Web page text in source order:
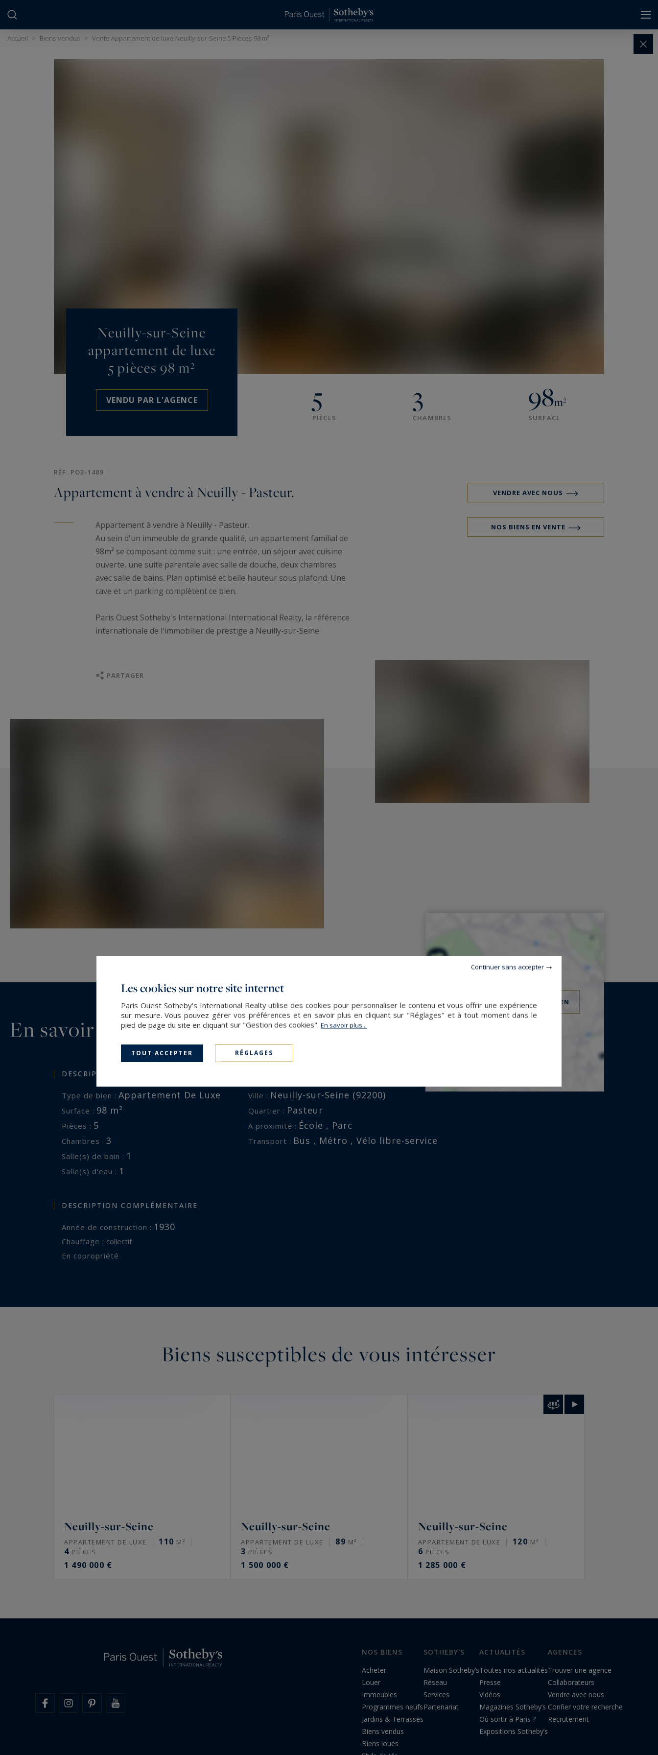
Accueil > Biens vendus > Vente Appartement de luxe Neuilly-sur-Seine 5 Pièces 98 m²
Neuilly-sur-Seine
appartement de luxe
5 pièces 98 m²
VENDU PAR L'AGENCE 5
PIÈCES
3
CHAMBRES
98m²
SURFACE
RÉF. PO3-1489
Appartement à vendre à Neuilly - Pasteur.
Appartement à vendre à Neuilly - Pasteur.
Au sein d'un immeuble de grande qualité, un appartement familial de
98m² se composant comme suit : une entrée, un séjour avec cuisine
ouverte, une suite parentale avec salle de douche, deux chambres
avec salle de bains. Plan optimisé et belle hauteur sous plafond. Une
cave et un parking complètent ce bien.
Paris Ouest Sotheby's International International Realty, la référence
internationale de l'immobilier de prestige à Neuilly-sur-Seine.
PARTAGER
VENDRE AVEC NOUS
NOS BIENS EN VENTE
En savoir plus...
DESCRIPTION GÉNÉRALE
Type de bien : Appartement De Luxe
Surface : 98 m²
Pièces : 5
Chambres : 3
Salle(s) de bain : 1
Salle(s) d'eau : 1
Ville : Neuilly-sur-Seine (92200)
Quartier : Pasteur
A proximité : École , Parc
Transport : Bus , Métro , Vélo libre-service
DESCRIPTION COMPLÉMENTAIRE
Année de construction : 1930
Chauffage : collectif
En copropriété
VOIR L'EMPLACEMENT DU BIEN
Biens susceptibles de vous intéresser
Neuilly-sur-Seine
APPARTEMENT DE LUXE 110 M²
4 PIÈCES
1 490 000 €
Neuilly-sur-Seine
APPARTEMENT DE LUXE 89 M²
3 PIÈCES
1 500 000 €
Neuilly-sur-Seine
APPARTEMENT DE LUXE 120 M²
6 PIÈCES
1 285 000 €
NOS BIENS
Acheter
Louer
Immeubles
Programmes neufs
Jardins & Terrasses
Biens vendus
Biens loués
SOTHEBY'S
Maison Sotheby’s
Réseau
Services
Partenariat
ACTUALITÉS
Toutes nos actualités
Presse
Vidéos
Magazines Sotheby’s
Où sortir à Paris ?
Expositions Sotheby’s
AGENCES
Trouver une agence
Collaborateurs
Vendre avec nous
Confier votre recherche
Recrutement
Les cookies sur notre site internet
Paris Ouest Sotheby's International Realty utilise des cookies pour personnaliser le contenu et vous offrir une expérience
sur mesure. Vous pouvez gérer vos préférences et en savoir plus en cliquant sur "Réglages" et à tout moment dans le
pied de page du site en cliquant sur "Gestion des cookies". En savoir plus...
TOUT ACCEPTER RÉGLAGES
Continuer sans accepter